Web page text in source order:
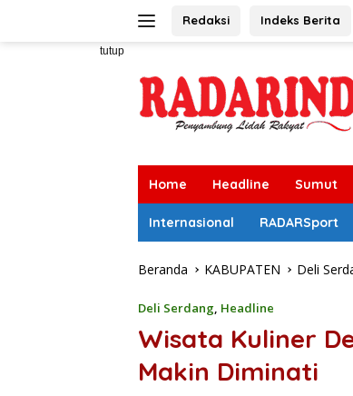
Redaksi Indeks Berita
tutup
Home Headline Sumut
Internasional RADARSport
Beranda KABUPATEN Deli
Deli Serdang, Headline
Wisata Kuliner
Makin Diminati